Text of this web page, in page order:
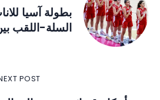
السلة-اللقب
POST